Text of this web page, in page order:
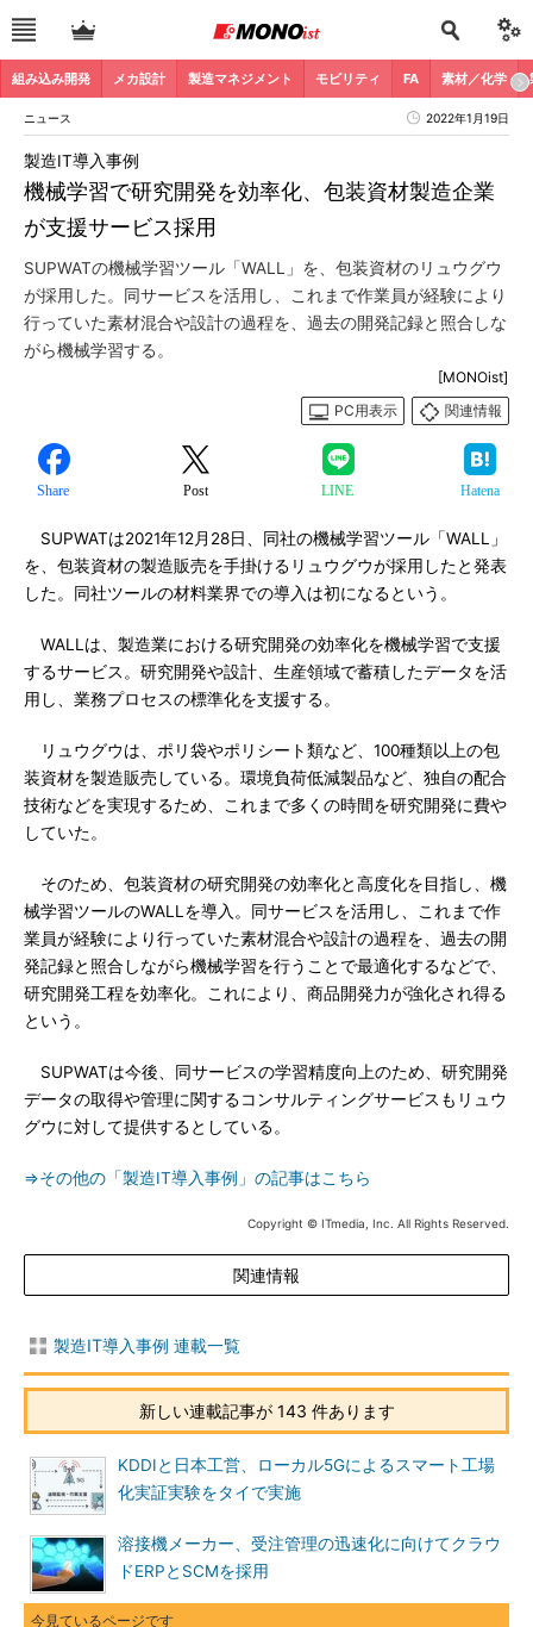
組み込み開発 メカ設計 製造マネジメント モビリティ FA 素材／化学
ニュース 2022年1月19日
機械学習で研究開発を効率化、包装資材製造企業
が支援サービス採用
製造IT導入事例
SUPWATの機械学習ツール「WALL」を、包装資材のリュウグウ
が採用した。同サービスを活用し、これまで作業員が経験により
行っていた素材混合や設計の過程を、過去の開発記録と照合しな
がら機械学習する。
[MONOist]
PC用表示
関連情報
Share Post LINE Hatena
SUPWATは2021年12月28日、同社の機械学習ツール「WALL」
を、包装資材の製造販売を手掛けるリュウグウが採用したと発表
した。同社ツールの材料業界での導入は初になるという。
WALLは、製造業における研究開発の効率化を機械学習で支援
するサービス。研究開発や設計、生産領域で蓄積したデータを活
用し、業務プロセスの標準化を支援する。
リュウグウは、ポリ袋やポリシート類など、100種類以上の包
装資材を製造販売している。環境負荷低減製品など、独自の配合
技術などを実現するため、これまで多くの時間を研究開発に費や
していた。
そのため、包装資材の研究開発の効率化と高度化を目指し、機
械学習ツールのWALLを導入。同サービスを活用し、これまで作
業員が経験により行っていた素材混合や設計の過程を、過去の開
発記録と照合しながら機械学習を行うことで最適化するなどで、
研究開発工程を効率化。これにより、商品開発力が強化され得る
という。
SUPWATは今後、同サービスの学習精度向上のため、研究開発
データの取得や管理に関するコンサルティングサービスもリュウ
グウに対して提供するとしている。
⇒その他の「製造IT導入事例」の記事はこちら
Copyright © ITmedia, Inc. All Rights Reserved.
関連情報
製造IT導入事例 連載一覧
新しい連載記事が 143 件あります
KDDIと日本工営、ローカル5Gによるスマート工場
化実証実験をタイで実施
溶接機メーカー、受注管理の迅速化に向けてクラウ
ドERPとSCMを採用